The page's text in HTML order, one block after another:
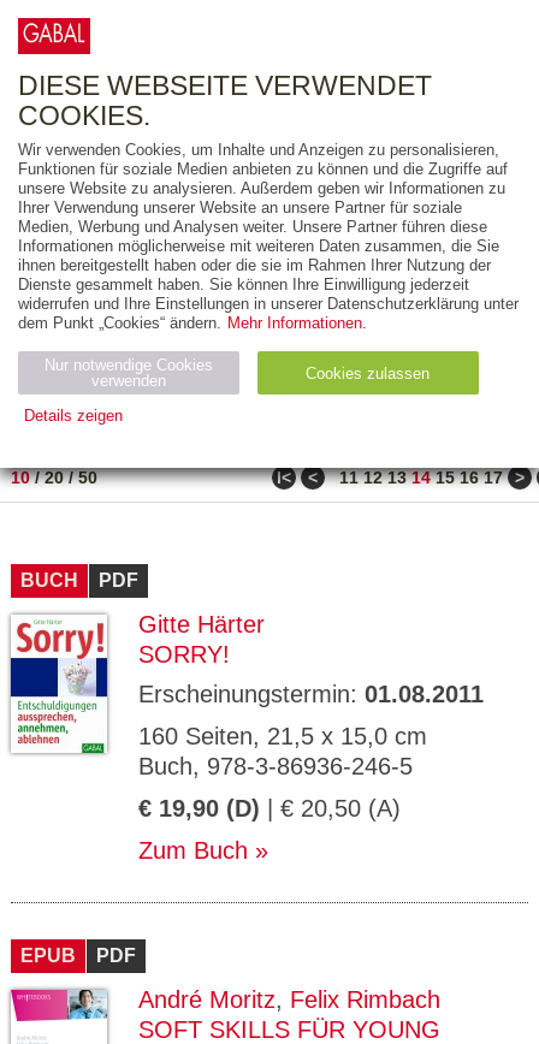
FREITEXT
AUSGABEART
AUS DER REIHE
ZUM THEMA
Neuerscheinung
Bestseller
PREIS
10/20/50 ǀ< < 11 12 13 14 15 16 17 >
BUCH PDF
Gitte Härter
SORRY!
Erscheinungstermin: 01.08.2011
160 Seiten, 21,5 x 15,0 cm
Buch, 978-3-86936-246-5
€ 19,90 (D) | € 20,50 (A)
Zum Buch
EPUB PDF
André Moritz, Felix Rimbach
SOFT SKILLS FÜR YOUNG
DIESE WEBSEITE VERWENDET
COOKIES.
Wir verwenden Cookies, um Inhalte und Anzeigen zu personalisieren,
Funktionen für soziale Medien anbieten zu können und die Zugriffe auf
unsere Website zu analysieren. Außerdem geben wir Informationen zu
Ihrer Verwendung unserer Website an unsere Partner für soziale
Medien, Werbung und Analysen weiter. Unsere Partner führen diese
Informationen möglicherweise mit weiteren Daten zusammen, die Sie
ihnen bereitgestellt haben oder die sie im Rahmen Ihrer Nutzung der
Dienste gesammelt haben. Sie können Ihre Einwilligung jederzeit
widerrufen und Ihre Einstellungen in unserer Datenschutzerklärung unter
dem Punkt „Cookies“ ändern. Mehr Informationen.
Nur notwendige Cookies
verwenden
Cookies zulassen
Details zeigen
Name Zweck
ESSION
_ID
verlag.
de
GV_CO
OKIES
gabal-
de
Speichert den Zustimmungsstatus des
Domäne.